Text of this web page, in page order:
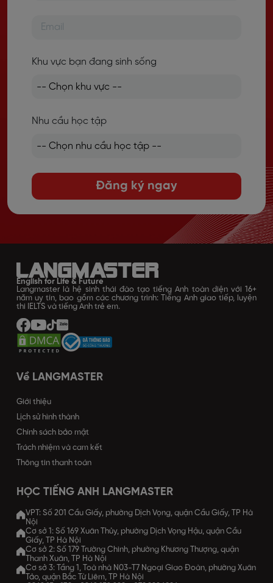
Khu vực bạn đang sinh sống
Nhu cầu học tập
Đăng ký ngay
English for Life & Future
Langmaster là hệ sinh thái đào tạo tiếng Anh toàn diện với 16+
năm uy tín, bao gồm các chương trình: Tiếng Anh giao tiếp, luyện
thi IELTS và tiếng Anh trẻ em.
Về LANGMASTER
Giới thiệu
Lịch sử hình thành
Chính sách bảo mật
Trách nhiệm và cam kết
Thông tin thanh toán
HỌC TIẾNG ANH LANGMASTER
VPT: Số 201 Cầu Giấy, phường Dịch Vọng, quận Cầu Giấy, TP Hà
Nội
Cơ sở 1: Số 169 Xuân Thủy, phường Dịch Vọng Hậu, quận Cầu
Giấy, TP Hà Nội
Cơ sở 2: Số 179 Trường Chinh, phường Khương Thượng, quận
Thanh Xuân, TP Hà Nội
Cơ sở 3: Tầng 1, Toà nhà N03-T7 Ngoại Giao Đoàn, phường Xuân
Tảo, quận Bắc Từ Liêm, TP Hà Nội